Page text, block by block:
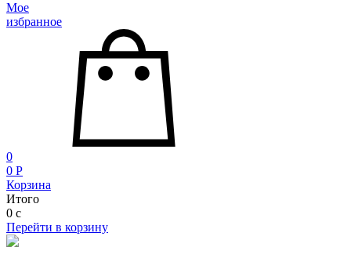
Мое
избранное
0
0 P
Корзина
Итого
0 c
Перейти в корзину